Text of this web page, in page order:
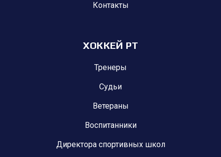
Контакты
ХОККЕЙ РТ
Тренеры
Судьи
Ветераны
Воспитанники
Директора спортивных школ